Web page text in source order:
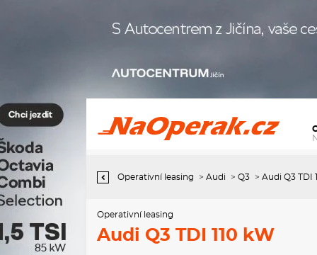
Operativní leasing Audi Q3 TDI 110 kW
Operativní leasing > Audi > Q3 > Audi Q3 TDI
Operativní leasing
Audi Q3 TDI 110 kW